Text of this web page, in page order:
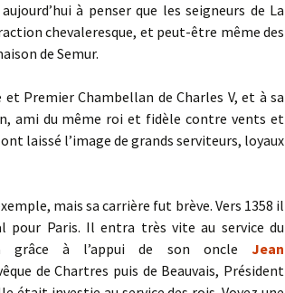
à penser que les seigneurs de La
chevaleresque, et peut-être même des
de Semur.
Premier Chambellan de Charles V, et à sa
ami du même roi et fidèle contre vents et
laissé l’image de grands serviteurs, loyaux
mais sa carrière fut brève. Vers 1358 il
pour Paris. Il entra très vite au service du
grâce à l’appui de son oncle Jean
de Chartres puis de Beauvais, Président